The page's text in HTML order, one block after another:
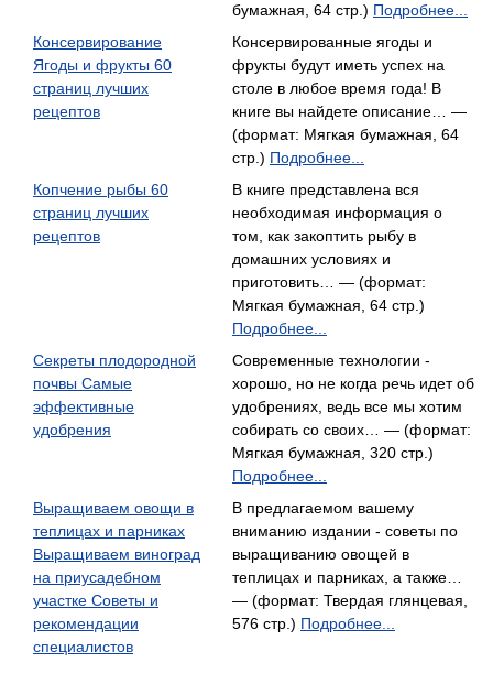
бумажная, 64 стр.) Подробнее...
Консервирование
Ягоды и фрукты 60
страниц лучших
рецептов
Консервированные ягоды и
фрукты будут иметь успех на
столе в любое время года! В
книге вы найдете описание… —
(формат: Мягкая бумажная, 64
стр.) Подробнее...
Копчение рыбы 60
страниц лучших
рецептов
В книге представлена вся
необходимая информация о
том, как закоптить рыбу в
домашних условиях и
приготовить… — (формат:
Мягкая бумажная, 64 стр.)
Подробнее...
Секреты плодородной
почвы Самые
эффективные
удобрения
Современные технологии -
хорошо, но не когда речь идет об
удобрениях, ведь все мы хотим
собирать со своих… — (формат:
Мягкая бумажная, 320 стр.)
Подробнее...
Выращиваем овощи в
теплицах и парниках
Выращиваем виноград
на приусадебном
участке Советы и
рекомендации
специалистов
В предлагаемом вашему
вниманию издании - советы по
выращиванию овощей в
теплицах и парниках, а также…
— (формат: Твердая глянцевая,
576 стр.) Подробнее...